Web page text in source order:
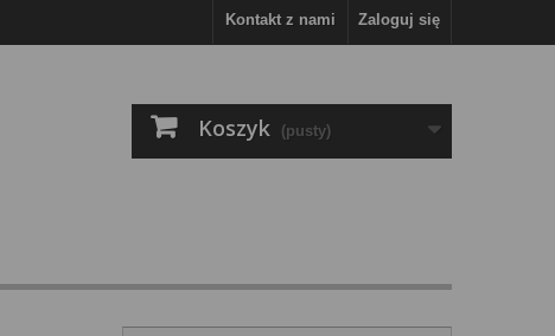
Zaloguj się
Kontakt z nami
Koszyk (pusty)